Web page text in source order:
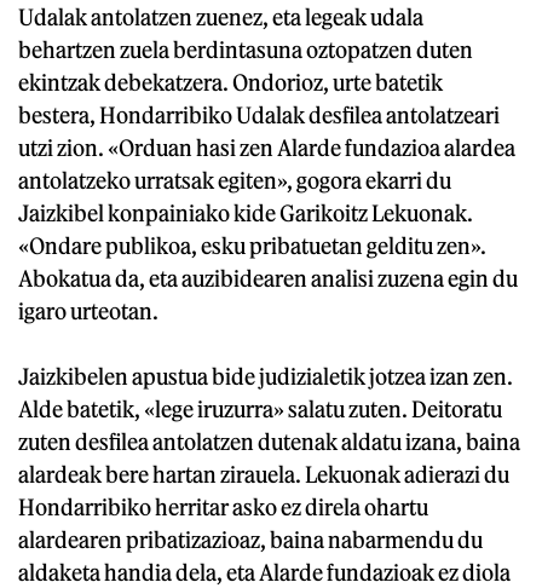
Udalak antolatzen zuenez, eta legeak udala
behartzen zuela berdintasuna oztopatzen duten
ekintzak debekatzera. Ondorioz, urte batetik
bestera, Hondarribiko Udalak desfilea antolatzeari
utzi zion. «Orduan hasi zen Alarde fundazioa alardea
antolatzeko urratsak egiten», gogora ekarri du
Jaizkibel konpainiako kide Garikoitz Lekuonak.
«Ondare publikoa, esku pribatuetan gelditu zen».
Abokatua da, eta auzibidearen analisi zuzena egin du
igaro urteotan.
Jaizkibelen apustua bide judizialetik jotzea izan zen.
Alde batetik, «lege iruzurra» salatu zuten. Deitoratu
zuten desfilea antolatzen dutenak aldatu izana, baina
alardeak bere hartan zirauela. Lekuonak adierazi du
Hondarribiko herritar asko ez direla ohartu
alardearen pribatizazioaz, baina nabarmendu du
aldaketa handia dela, eta Alarde fundazioak ez diola